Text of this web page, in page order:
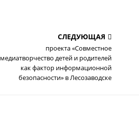
СЛЕДУЮЩАЯ
проекта «Совместное
медиатворчество детей и родителей
как фактор информационной
безопасности» в Лесозаводске